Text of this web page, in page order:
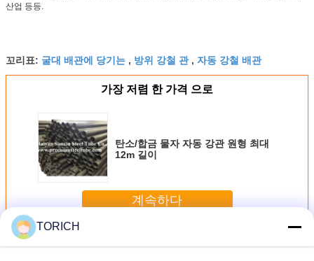
산업 등등.
꼬리표: 굴대 배관에 당기는 , 방위 강철 관, 자동 강철 배관
가장 저렴 한 가격 으로
탄소/합금 물자 자동 강관 원형 최대
12m 길이
계속하다
더 많은 것
TORICH